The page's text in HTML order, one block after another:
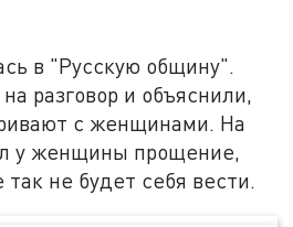
в "Русскую общину".
разговор и объяснили,
с женщинами. На
у женщины прощение,
не будет себя вести.